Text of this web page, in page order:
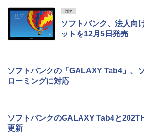
.biz
ソフトバンク、法人向
ットを12月5日発売
ソフトバンクの「GALAXY Tab4」、
ローミングに対応
ソフトバンクのGALAXY Tab4と
更新